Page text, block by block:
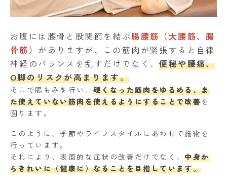
お腹には腰骨と股関節を結ぶ腸腰筋（大腰筋、腸
骨筋） がありますが、この筋肉が緊張すると自律
神経のバランスを乱すだけでなく、便秘や腰痛、
O脚のリスクが高まります。
そこで腸もみを行い、 硬くなった筋肉をゆるめる、ま
た使えていない筋肉を使えるようにすることで改善を
図ります。
このように、季節やライフスタイルにあわせて施術を
行っています。
それにより、表面的な症状の改善だけでなく、中身か
らきれいに（健康に）なることを目指しています。